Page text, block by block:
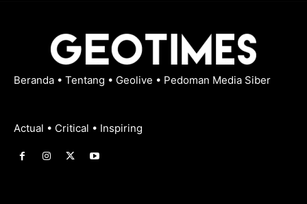
Beranda • Tentang • Geolive • Pedoman Media Siber
Actual • Critical • Inspiring